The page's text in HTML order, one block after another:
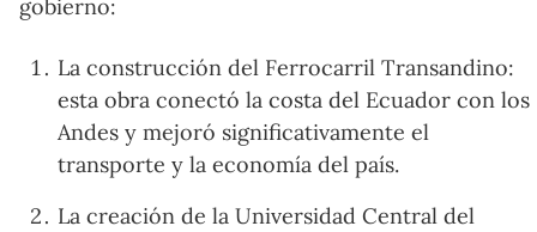
gobierno:
La construcción del Ferrocarril Transandino:
esta obra conectó la costa del Ecuador con los
Andes y mejoró significativamente el
transporte y la economía del país.
La creación de la Universidad Central del